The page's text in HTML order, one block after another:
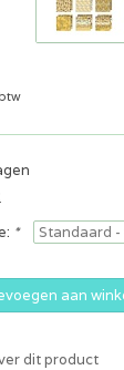
*
aan
dit product